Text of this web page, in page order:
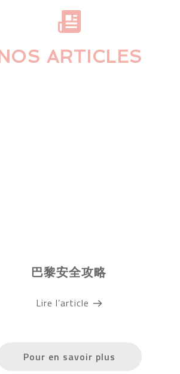
NOS ARTICLES
巴黎安全攻略
Lire l’article
Pour en savoir plus